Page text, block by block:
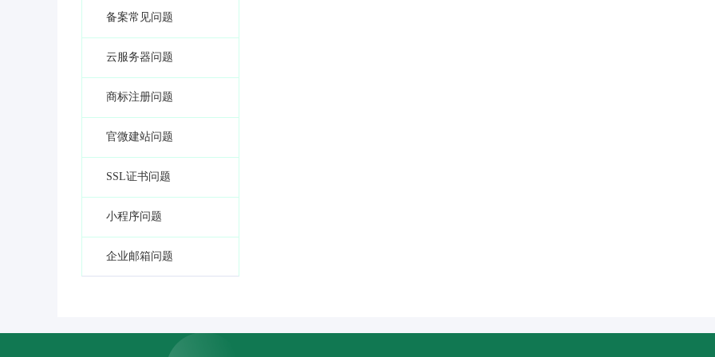
备案常见问题
云服务器问题
商标注册问题
官微建站问题
SSL证书问题
小程序问题
企业邮箱问题